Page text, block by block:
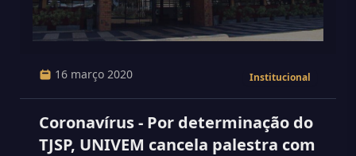
16 março 2020 Institucional
Coronavírus - Por determinação do
TJSP, UNIVEM cancela palestra com